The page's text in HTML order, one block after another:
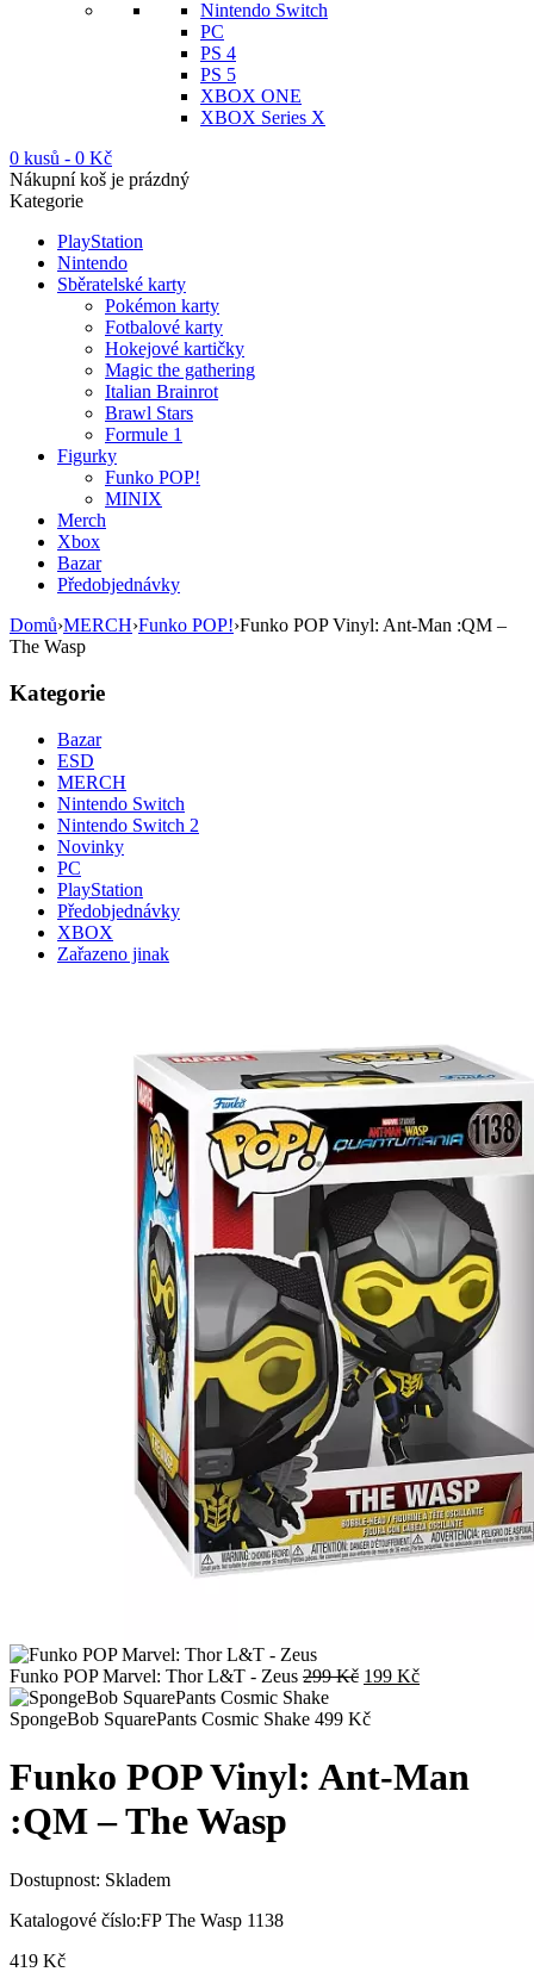
Nintendo Switch
PC
PS 4
PS 5
XBOX ONE
XBOX Series X
0 kusů - 0 Kč
Nákupní koš je prázdný
Kategorie
PlayStation
Nintendo
Sběratelské karty
Pokémon karty
Fotbalové karty
Hokejové kartičky
Magic the gathering
Italian Brainrot
Brawl Stars
Formule 1
Figurky
Funko POP!
MINIX
Merch
Xbox
Bazar
Předobjednávky
Domů›MERCH›Funko POP!›Funko POP Vinyl: Ant-Man :QM –
The Wasp
Kategorie
Bazar
ESD
MERCH
Nintendo Switch
Nintendo Switch 2
Novinky
PC
PlayStation
Předobjednávky
XBOX
Zařazeno jinak
Funko POP Marvel: Thor L&T - Zeus 299Kč Původní
byla:
199 KčAktuální
SpongeBob SquarePants Cosmic Shake 499 Kč
Funko POP Vinyl: Ant-Man
:QM – The Wasp
Dostupnost: Skladem
Katalogové číslo:FP The Wasp 1138
419 Kč